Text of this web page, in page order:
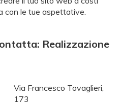
con le tue aspettative.
Realizzazione
Via Francesco Tovaglieri,
173